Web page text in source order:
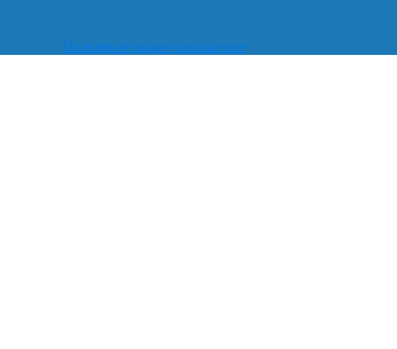
Пользовательское соглашение